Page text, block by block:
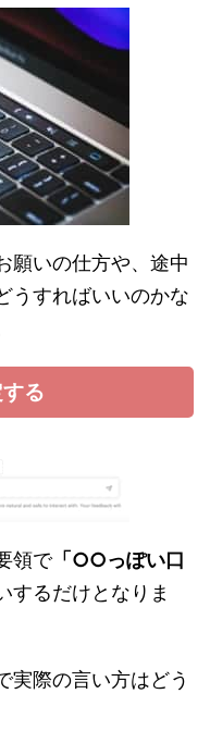
願いの仕方や、途中
うすればいいのかな
る
領で「○○っぽい口
するだけとなりま
実際の言い方はどう